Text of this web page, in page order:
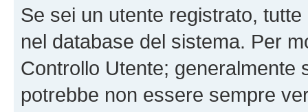
Se sei un utente registrato,
nel database del sistema. Per
Controllo Utente; generalmente
potrebbe non essere sempre